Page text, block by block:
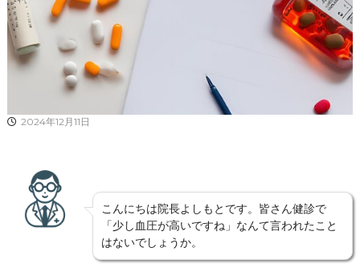
2024年12月11日
こんにちは院長よしもとです。皆さん健診で
「少し血圧が高いですね」なんて言われたこと
はないでしょうか。